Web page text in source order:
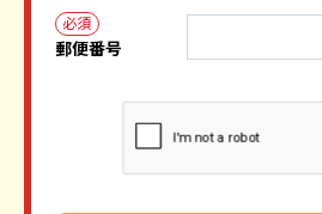
必須
郵便番号